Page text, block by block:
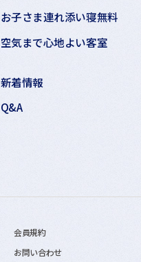
お子さま連れ添い寝無料
空気まで心地よい客室
新着情報
Q&A
会員規約
お問い合わせ